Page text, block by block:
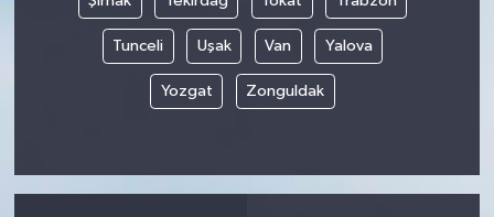
Tunceli Uşak Van Yalova
Yozgat Zonguldak